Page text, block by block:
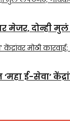
दोन्ही मुलं
ई-सेवा’